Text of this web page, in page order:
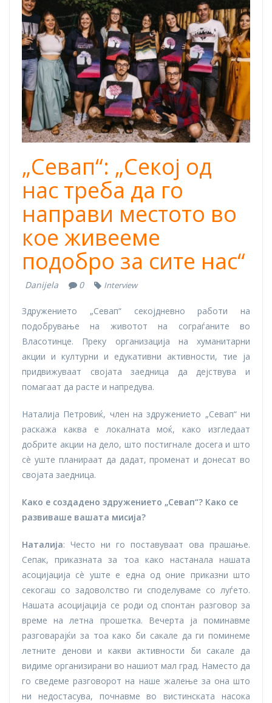
Cover.png
„Севап“: „Секој од
нас треба да го
направи местото во
кое живееме
подобро за сите нас“
Danijela 0 Interview
Здружението „Севап“ секојдневно работи на
подобрување на животот на сограѓаните во
Власотинце. Преку организација на хуманитарни
акции и културни и едукативни активности, тие ја
придвижуваат својата заедница да дејствува и
помагаат да расте и напредува.
Наталија Петровиќ, член на здружението „Севап“ ни
раскажа каква е локалната моќ, како изгледаат
добрите акции на дело, што постигнале досега и што
сè уште планираат да дадат, променат и донесат во
својата заедница.
Како е создадено здружението „Севап“? Како се
развиваше вашата мисија?
Наталија: Често ни го поставуваат ова прашање.
Сепак, приказната за тоа како настанала нашата
асоцијација сè уште е една од оние приказни што
секогаш со задоволство ги споделуваме со луѓето.
Нашата асоцијација се роди од спонтан разговор за
време на летна прошетка. Вечерта ја поминавме
разговарајќи за тоа како би сакале да ги поминеме
летните денови и какви активности би сакале да
видиме организирани во нашиот мал град. Наместо да
го сведеме разговорот на наше жалење за она што
ни недостасува, почнавме во вистинската насока